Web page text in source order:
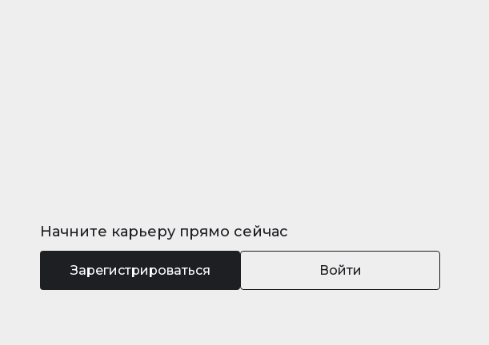
Начните карьеру прямо сейчас
Зарегистрироваться Войти